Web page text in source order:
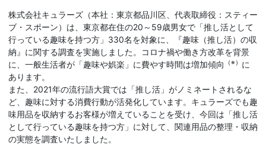
株式会社キュラーズ（本社：東京都品川区、代表取締役：スティー
ブ・スポーン）は、東京都在住の20～59歳男女で「推し活として
行っている趣味を持つ方」330名を対象に、『趣味（推し活）の収
納』に関する調査を実施しました。コロナ禍や働き方改革を背景
に、一般生活者が「趣味や娯楽」に費やす時間は増加傾向
（※） に
あります。
また、2021年の流行語大賞では「推し活」がノミネートされるな
ど、趣味に対する消費行動が活発化しています。キュラーズでも趣
味用品を収納するお客様が増えていることを受け、今回は「推し活
として行っている趣味を持つ方」に対して、関連用品の整理・収納
の実態を調査いたしました。